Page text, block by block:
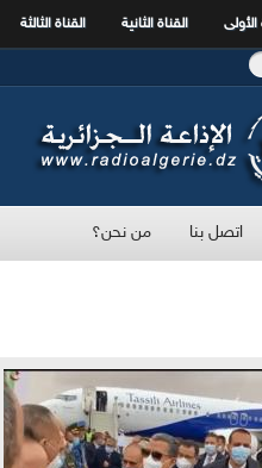
الأولى القناة الثانية القناة الثالثة
اتصل بنا من نحن؟